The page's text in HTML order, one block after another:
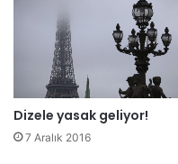
Dizele yasak geliyor!
7 Aralık 2016